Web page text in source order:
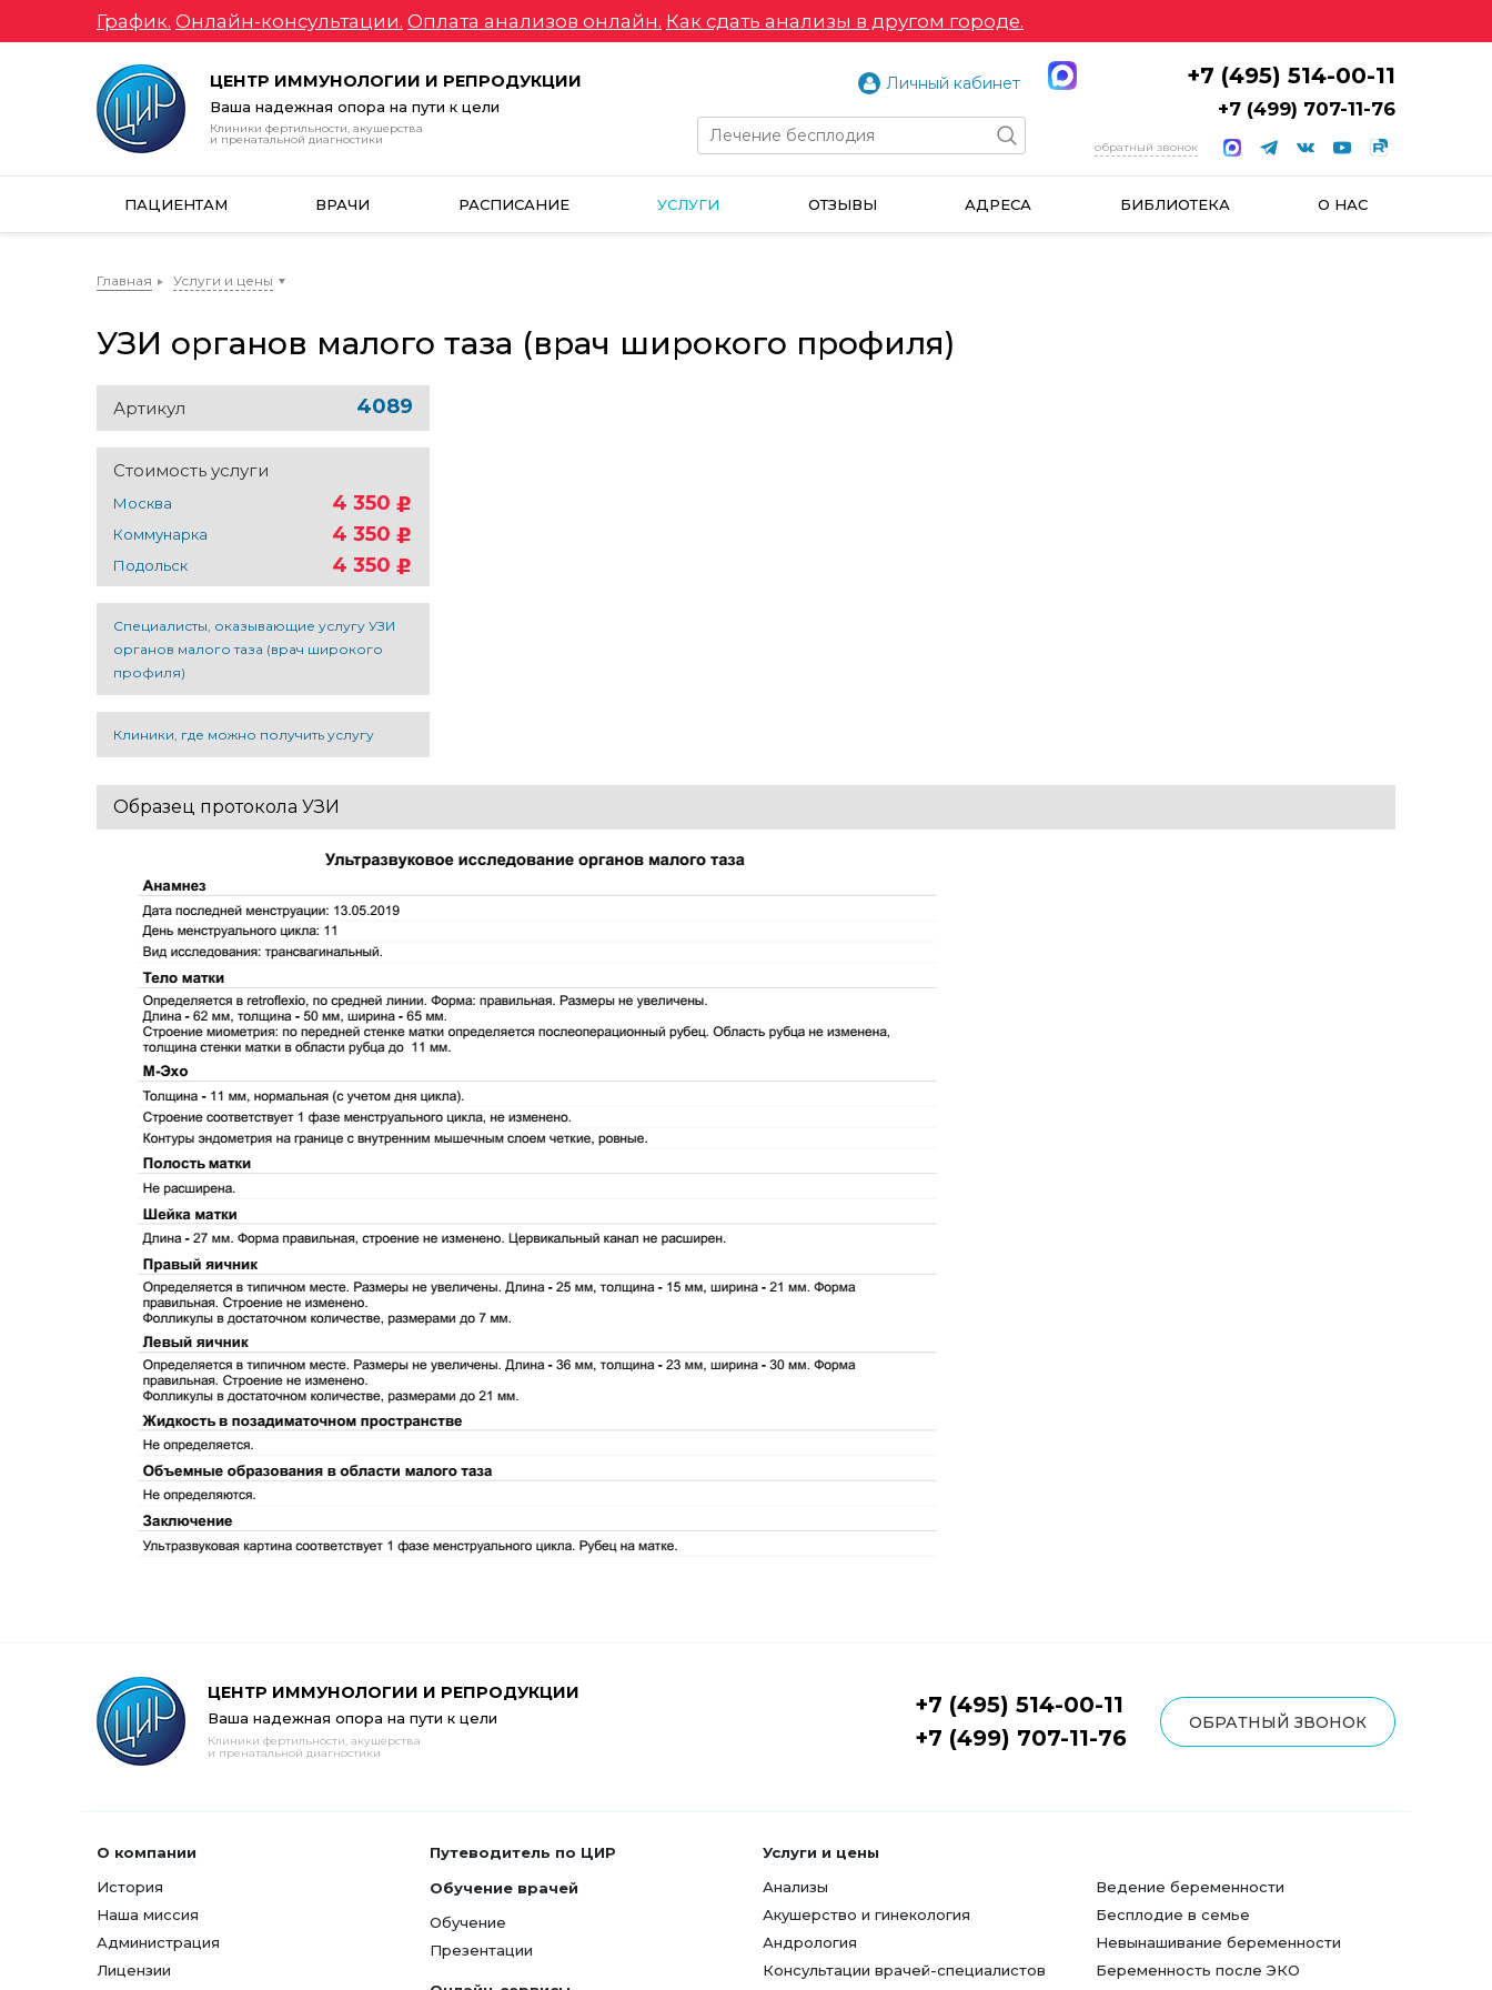
График. Онлайн-консультации. Оплата анализов онлайн. Как сдать анализы в другом городе.
ЦЕНТР ИММУНОЛОГИИ И РЕПРОДУКЦИИ
Ваша надежная опора на пути к цели
Клиники фертильности, акушерства
и пренатальной диагностики
Личный кабинет +7 (495) 514-00-11
+7 (499) 707-11-76
обратный звонок
ПАЦИЕНТАМ ВРАЧИ РАСПИСАНИЕ УСЛУГИ ОТЗЫВЫ АДРЕСА БИБЛИОТЕКА О НАС
Главная Услуги и цены
УЗИ органов малого таза (врач широкого профиля)
Артикул 4089
Стоимость услуги
Москва 4 350
Коммунарка 4 350
Подольск 4 350
Специалисты, оказывающие услугу УЗИ
органов малого таза (врач широкого
профиля)
Клиники, где можно получить услугу
Образец протокола УЗИ
ЦЕНТР ИММУНОЛОГИИ И РЕПРОДУКЦИИ
Ваша надежная опора на пути к цели
Клиники фертильности, акушерства
и пренатальной диагностики
+7 (495) 514-00-11
+7 (499) 707-11-76
ОБРАТНЫЙ ЗВОНОК
О компании
История
Наша миссия
Администрация
Лицензии
Путеводитель по ЦИР
Обучение врачей
Обучение
Презентации
Услуги и цены
Анализы
Акушерство и гинекология
Андрология
Консультации врачей-специалистов
Ведение беременности
Бесплодие в семье
Невынашивание беременности
Беременность после ЭКО